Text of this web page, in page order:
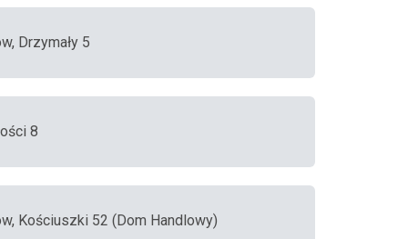
Drzymały 5
8
Kościuszki 52 (Dom Handlowy)